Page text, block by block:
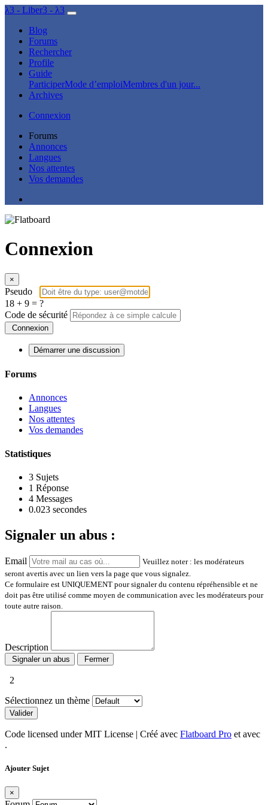
λ3 - Liber3 - λ3
Blog
Forums
Rechercher
Profile
Guide
ParticiperMode d’emploiMembres d'un jour...
Archives
Connexion
Forums
Annonces
Langues
Nos attentes
Vos demandes
Connexion
×
Pseudo
18 + 9 = ?
Code de sécurité
Connexion
Démarrer une discussion
Forums
Annonces
Langues
Nos attentes
Vos demandes
Statistiques
3 Sujets
1 Réponse
4 Messages
0.023 secondes
Signaler un abus :
Email
Veuillez noter : les modérateurs
seront avertis avec un lien vers la page que vous signalez.
Ce formulaire est UNIQUEMENT pour signaler du contenu répréhensible et ne
doit pas être utilisé comme moyen de communication avec les modérateurs pour
toute autre raison.
Description
Signaler un abus Fermer
2
Sélectionnez un thème
Valider
Code licensed under MIT License | Créé avec Flatboard Pro et avec
.
Ajouter Sujet
×